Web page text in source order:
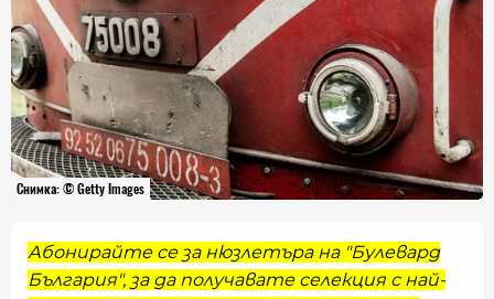
Снимка: © Getty Images
Абонирайте се за нюзлетъра на "Булевард
България", за да получавате селекция с най-